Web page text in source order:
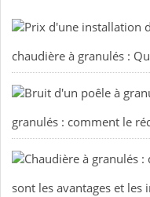
chaudière à granulés :
granulés : comment le
sont les avantages et les